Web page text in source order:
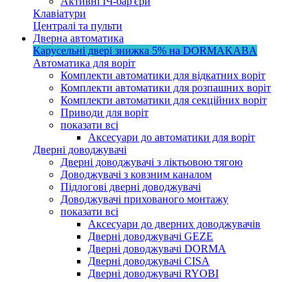
Клавіатури
Централі та пульти
Дверна автоматика
Карусельні двері знижка 5% на DORMAKABA
Автоматика для воріт
Комплекти автоматики для відкатних воріт
Комплекти автоматики для розпашних воріт
Комплекти автоматики для секційних воріт
Приводи для воріт
показати всі
Аксесуари до автоматики для воріт
Дверні доводжувачі
Дверні доводжувачі з ліктьовою тягою
Доводжувачі з ковзним каналом
Підлогові дверні доводжувачі
Доводжувачі прихованого монтажу
показати всі
Аксесуари до дверних доводжувачів
Дверні доводжувачі GEZE
Дверні доводжувачі DORMA
Дверні доводжувачі CISA
Дверні доводжувачі RYOBI